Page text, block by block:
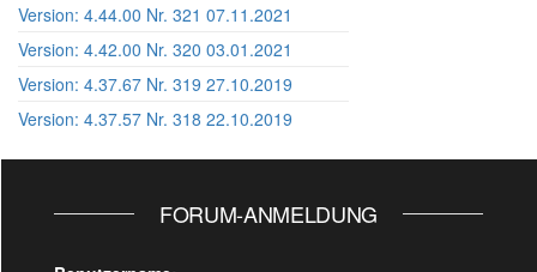
Version: 4.44.00 Nr. 321 07.11.2021
Version: 4.42.00 Nr. 320 03.01.2021
Version: 4.37.67 Nr. 319 27.10.2019
Version: 4.37.57 Nr. 318 22.10.2019
FORUM-ANMELDUNG